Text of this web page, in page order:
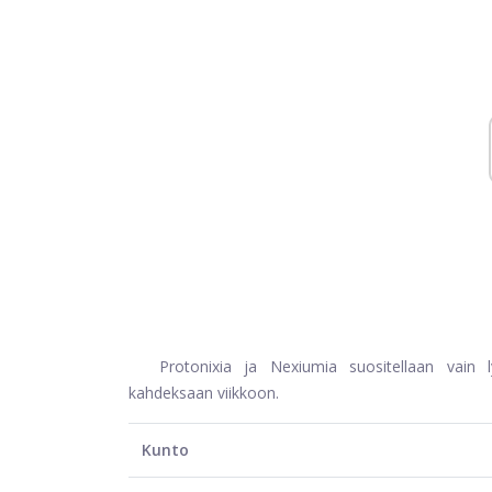
Protonixia ja Nexiumia suositellaan vain
kahdeksaan viikkoon.
Kunto